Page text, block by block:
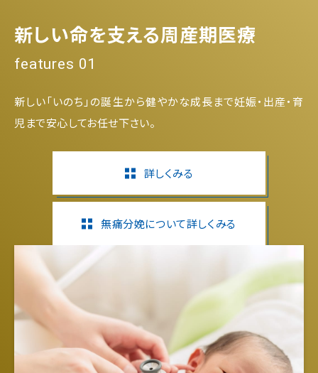
新しい命を支える周産期医療
features 01
新しい「いのち」の誕生から健やかな成長まで妊娠・出産・育
児まで安心してお任せ下さい。
詳しくみる
無痛分娩について詳しくみる